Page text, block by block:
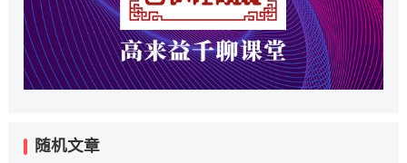
随机文章